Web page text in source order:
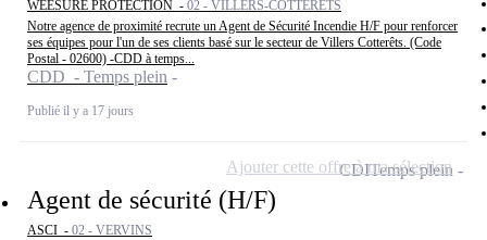
WEESURE PROTECTION - 02 - VILLERS-COTTERÊTS
Notre agence de proximité recrute un Agent de Sécurité Incendie H/F pour renforcer
ses équipes pour l'un de ses clients basé sur le secteur de Villers Cotterêts. (Code
Postal - 02600) -CDD à temps...
CDD - Temps plein
Publié il y a 17 jours
Agent de sécurité (H/F)
ASCI - 02 - VERVINS
CDITemps plein
Ajouter cette offre à ma sélection